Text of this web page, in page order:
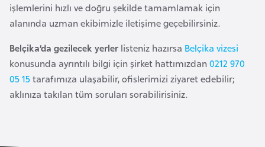
işlemlerini hızlı ve doğru şekilde tamamlamak için
alanında uzman ekibimizle iletişime geçebilirsiniz.
Belçika’da gezilecek yerler listeniz hazırsa Belçika vizesi
konusunda ayrıntılı bilgi için şirket hattımızdan0212 970
05 15tarafımıza ulaşabilir, ofislerimizi ziyaret edebilir;
aklınıza takılan tüm soruları sorabilirisiniz.
a
s
o
d